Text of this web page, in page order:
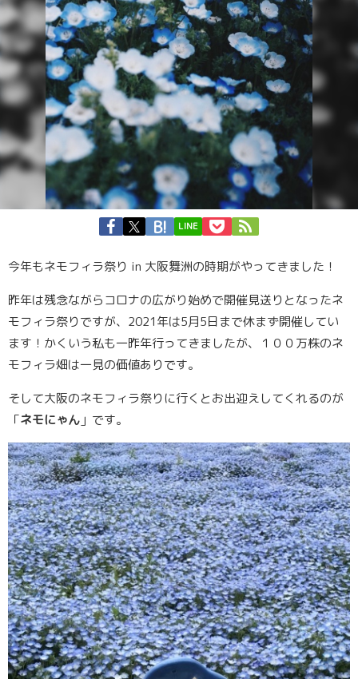
LINE
今年もネモフィラ祭り in 大阪舞洲の時期がやってきました！
昨年は残念ながらコロナの広がり始めで開催見送りとなったネ
モフィラ祭りですが、2021年は5月5日まで休まず開催してい
ます！かくいう私も一昨年行ってきましたが、１００万株のネ
モフィラ畑は一見の価値ありです。
そして大阪のネモフィラ祭りに行くとお出迎えしてくれるのが
「ネモにゃん 」です。